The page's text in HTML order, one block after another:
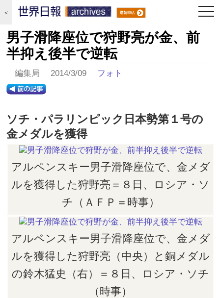
＜
男子滑降座位で狩野亮が金、前
半抑え後半で逆転
編集局 2014/3/09 フォト
ソチ・パラリンピック日本勢第１号の
金メダルを獲得
アルペンスキー男子滑降座位で、金メダ
ルを獲得した狩野亮＝８日、ロシア・ソ
チ（ＡＦＰ＝時事）
アルペンスキー男子滑降座位で、金メダ
ルを獲得した狩野亮（中央）と銅メダル
の鈴木猛史（右）＝８日、ロシア・ソチ
（時事）